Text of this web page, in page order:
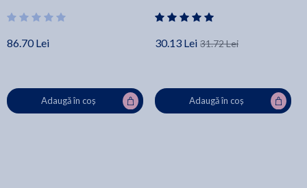
86.70 Lei
Adaugă în coș
30.13 Lei 31.72 Lei
Adaugă în coș